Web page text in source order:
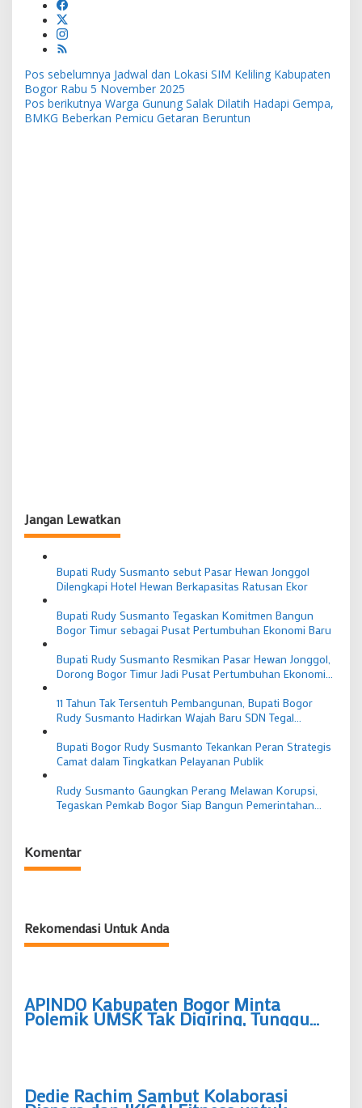
Navigasi
pos
Pos sebelumnya Jadwal dan Lokasi SIM Keliling Kabupaten
Bogor Rabu 5 November 2025
Pos berikutnya Warga Gunung Salak Dilatih Hadapi Gempa,
BMKG Beberkan Pemicu Getaran Beruntun
Jangan Lewatkan
Bupati Rudy Susmanto sebut Pasar Hewan Jonggol
Dilengkapi Hotel Hewan Berkapasitas Ratusan Ekor
Bupati Rudy Susmanto Tegaskan Komitmen Bangun
Bogor Timur sebagai Pusat Pertumbuhan Ekonomi Baru
Bupati Rudy Susmanto Resmikan Pasar Hewan Jonggol,
Dorong Bogor Timur Jadi Pusat Pertumbuhan Ekonomi
11 Tahun Tak Tersentuh Pembangunan, Bupati Bogor
Rudy Susmanto Hadirkan Wajah Baru SDN Tegal
Bupati Bogor Rudy Susmanto Tekankan Peran Strategis
Camat dalam Tingkatkan Pelayanan Publik
Rudy Susmanto Gaungkan Perang Melawan Korupsi,
Tegaskan Pemkab Bogor Siap Bangun Pemerintahan
Komentar
Rekomendasi Untuk Anda
APINDO Kabupaten Bogor Minta
Polemik UMSK Tak Digiring, Tunggu
Putusan Hukum Berkekuatan Tetap
Dedie Rachim Sambut Kolaborasi